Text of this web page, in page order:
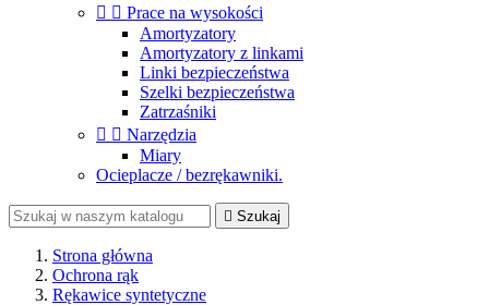
  Prace na wysokości
Amortyzatory
Amortyzatory z linkami
Linki bezpieczeństwa
Szelki bezpieczeństwa
Zatrzaśniki
  Narzędzia
Miary
Ocieplacze / bezrękawniki.
 Szukaj
Strona główna
Ochrona rąk
Rękawice syntetyczne